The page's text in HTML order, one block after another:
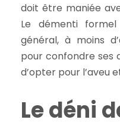
doit être maniée
Le démenti
général, à moins
pour confondre ses
d’opter pour l’aveu
Le déni